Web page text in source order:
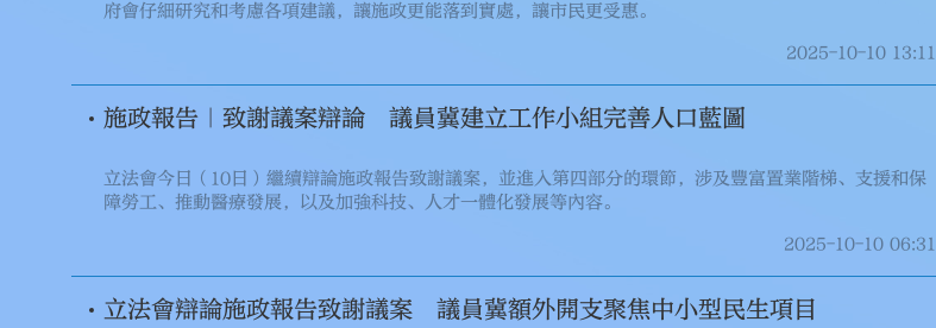
府會仔細研究和考慮各項建議，讓施政更能落到實處，讓市民更受惠。
2025-10-10 13:11
施政報告｜致謝議案辯論 議員冀建立工作小組完善人口藍圖
立法會今日（10日）繼續辯論施政報告致謝議案，並進入第四部分的環節，涉及豐富置業階梯、支援和保
障勞工、推動醫療發展，以及加強科技、人才一體化發展等內容。
2025-10-10 06:31
立法會辯論施政報告致謝議案 議員冀額外開支聚焦中小型民生項目